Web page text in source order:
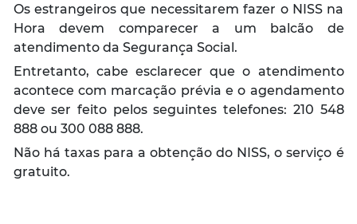
Os estrangeiros que necessitarem fazer o NISS na
Hora devem comparecer a um balcão de
atendimento da Segurança Social.
Entretanto, cabe esclarecer que o atendimento
acontece com marcação prévia e o agendamento
deve ser feito pelos seguintes telefones: 210 548
888 ou 300 088 888.
Não há taxas para a obtenção do NISS, o serviço é
gratuito.